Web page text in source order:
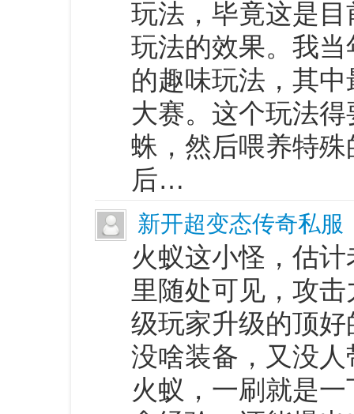
玩法，毕竟这是
玩法的效果。我
的趣味玩法，其
大赛。这个玩法
蛛，然后喂养特
后…
新开超变态传奇私服
火蚁这小怪，估
里随处可见，攻
级玩家升级的顶
没啥装备，又没
火蚁，一刷就是